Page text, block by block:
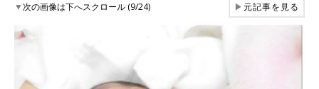
▼次の画像は下へスクロール (9/24) ▶元記事を見る